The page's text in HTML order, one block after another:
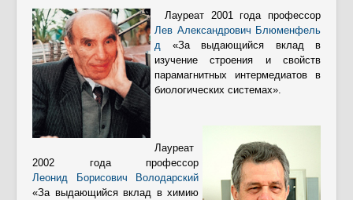
Лауреат 2001 года профессор
Лев Александрович Блюменфель
д «За выдающийся вклад в
изучение строения и свойств
парамагнитных интермедиатов в
биологических системах».
Лауреат
2002 года профессор
Леонид Борисович Володарский
«За выдающийся вклад в химию